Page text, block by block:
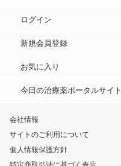
ログイン
新規会員登録
お気に入り
今日の治療薬ポータルサイト
会社情報
サイトのご利用について
個人情報保護方針